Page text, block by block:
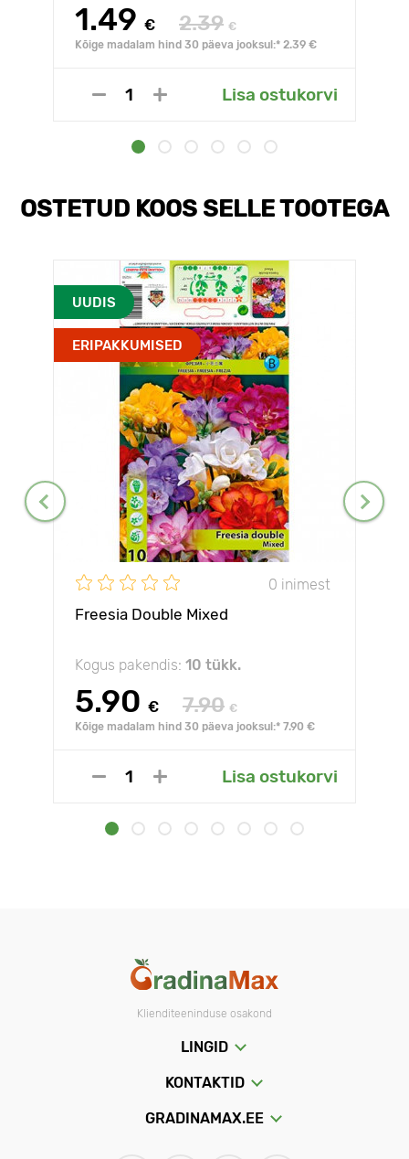
1.49 € 2.39 €
Kõige madalam hind 30 päeva jooksul:* 2.39 €
Lisa ostukorvi
OSTETUD KOOS SELLE TOOTEGA
UUDIS
ERIPAKKUMISED
0 inimest
Freesia Double Mixed
Kogus pakendis: 10 tükk.
5.90 € 7.90 €
Kõige madalam hind 30 päeva jooksul:* 7.90 €
Lisa ostukorvi
Klienditeeninduse osakond
LINGID
KONTAKTID
GRADINAMAX.EE